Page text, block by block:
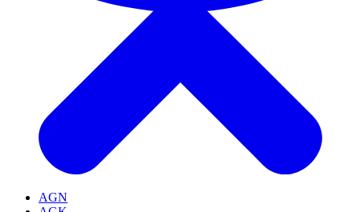
AGN